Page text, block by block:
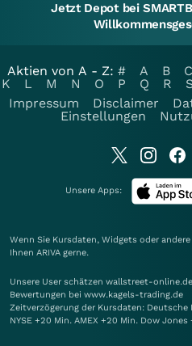
Jetzt Depot bei
Aktien von A - Z: # A B C
K
L M N O P Q R
Impressum
Disclaimer
Einstellungen
Unsere Apps:
Wenn Sie Kursdaten, Widgets oder
Ihnen ARIVA gerne.
Unsere User schätzen wallstreet-
Bewertungen bei www.kagels-trading.de
Zeitverzögerung der Kursdaten: Deutsche
NYSE +20 Min. AMEX +20 Min. Dow